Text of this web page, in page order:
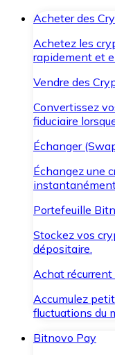
Acheter des
Achetez les
rapidement et
Vendre des
Convertissez
fiduciaire
Échanger
Échangez une
Portefeuille
Stockez vos
dépositaire.
Achat récurrent
Accumulez
fluctuations du
Bitnovo Pay